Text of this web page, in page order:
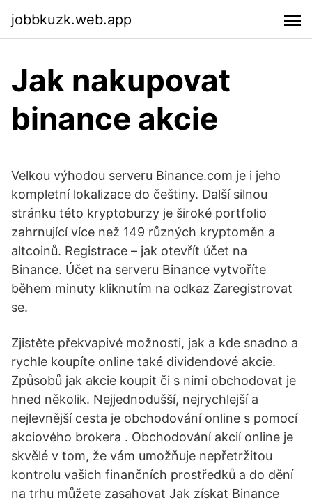
jobbkuzk.web.app
Jak nakupovat
binance akcie
Velkou výhodou serveru Binance.com je i jeho
kompletní lokalizace do češtiny. Další silnou
stránku této kryptoburzy je široké portfolio
zahrnující více než 149 různých kryptoměn a
altcoinů. Registrace – jak otevřít účet na
Binance. Účet na serveru Binance vytvoříte
během minuty kliknutím na odkaz Zaregistrovat
se.
Zjistěte překvapivé možnosti, jak a kde snadno a
rychle koupíte online také dividendové akcie.
Způsobů jak akcie koupit či s nimi obchodovat je
hned několik. Nejjednodušší, nejrychlejší a
nejlevnější cesta je obchodování online s pomocí
akciového brokera . Obchodování akcií online je
skvělé v tom, že vám umožňuje nepřetržitou
kontrolu vašich finančních prostředků a do dění
na trhu můžete zasahovat Jak získat Binance